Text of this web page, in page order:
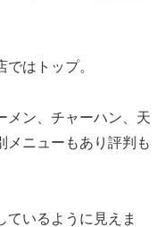
はトップ。
メン、チャーハン、天
メニューもあり評判も
ているように見えま